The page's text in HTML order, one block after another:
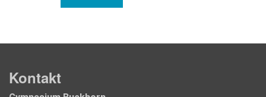
Kontakt